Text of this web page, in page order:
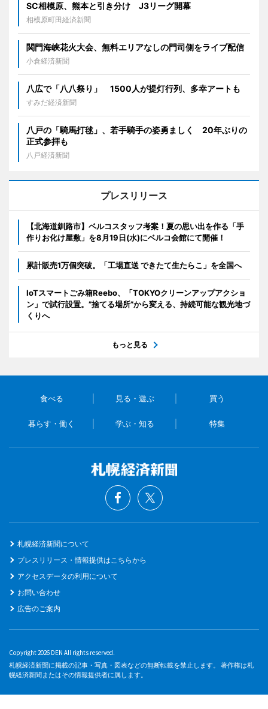
SC相模原、熊本と引き分け J3リーグ開幕
相模原町田経済新聞
関門海峡花火大会、無料エリアなしの門司側をライブ配信
小倉経済新聞
八広で「八八祭り」 1500人が提灯行列、多幸アートも
すみだ経済新聞
八戸の「騎馬打毬」、若手騎手の姿勇ましく 20年ぶりの
正式参拝も
八戸経済新聞
プレスリリース
【北海道釧路市】ベルコスタッフ考案！夏の思い出を作る「手
作りお化け屋敷」を8月19日(水)にベルコ会館にて開催！
累計販売1万個突破。「工場直送 できたて生たらこ」を全国へ
IoTスマートごみ箱Reebo、「TOKYOクリーンアップアクショ
ン」で試行設置。”捨てる場所”から変える、持続可能な観光地づ
くりへ
もっと見る
食べる 見る・遊ぶ 買う
暮らす・働く 学ぶ・知る 特集
札幌経済新聞について
プレスリリース・情報提供はこちらから
アクセスデータの利用について
お問い合わせ
広告のご案内
Copyright 2026 DEN All rights reserved.
札幌経済新聞に掲載の記事・写真・図表などの無断転載を禁止します。 著作権は札
幌経済新聞またはその情報提供者に属します。